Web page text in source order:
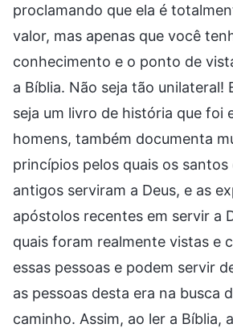
proclamando que ela é
valor, mas apenas que você
conhecimento e o ponto de
a Bíblia. Não seja tão unilateral!
seja um livro de história que foi
homens, também documenta
princípios pelos quais os
antigos serviram a Deus, e as
apóstolos recentes em servir a
quais foram realmente vistas e
essas pessoas e podem servir
as pessoas desta era na busca
caminho. Assim, ao ler a Bíblia,